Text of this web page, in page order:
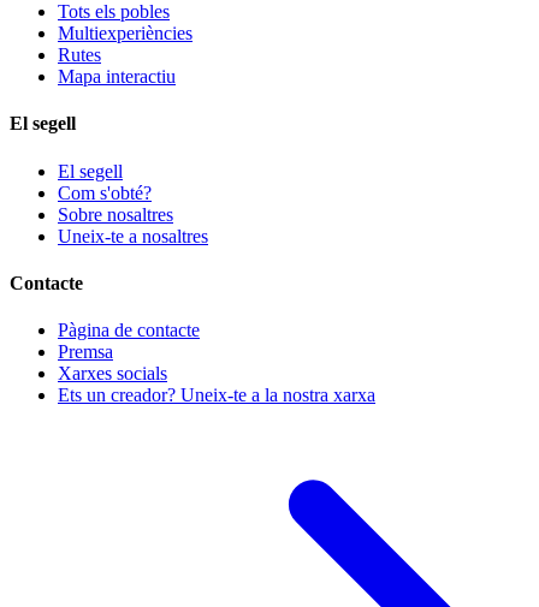
Tots els pobles
Multiexperiències
Rutes
Mapa interactiu
El segell
El segell
Com s'obté?
Sobre nosaltres
Uneix-te a nosaltres
Contacte
Pàgina de contacte
Premsa
Xarxes socials
Ets un creador? Uneix-te a la nostra xarxa